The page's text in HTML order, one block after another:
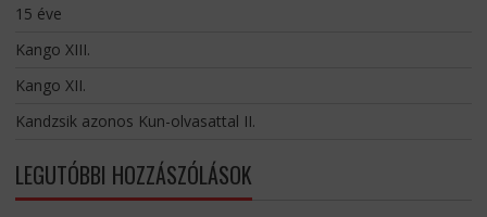
15 éve
Kango XIII.
Kango XII.
Kandzsik azonos Kun-olvasattal II.
LEGUTÓBBI HOZZÁSZÓLÁSOK